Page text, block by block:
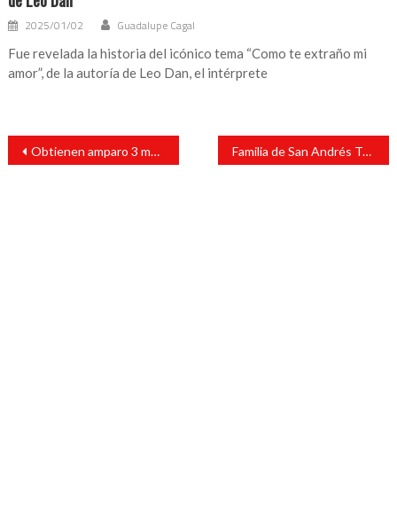
2025/01/02 Guadalupe Cagal
Fue revelada la historia del icónico tema “Como te extraño mi
amor”, de la autoría de Leo Dan, el intérprete
Navegación
entradas
Obtienen amparo 3 médicos privados para vacunarse contra COVID-19 en Xalapa Familia de San Andrés Tuxtla sufre accidente automovilistico una de sus integrantes pierde la vida